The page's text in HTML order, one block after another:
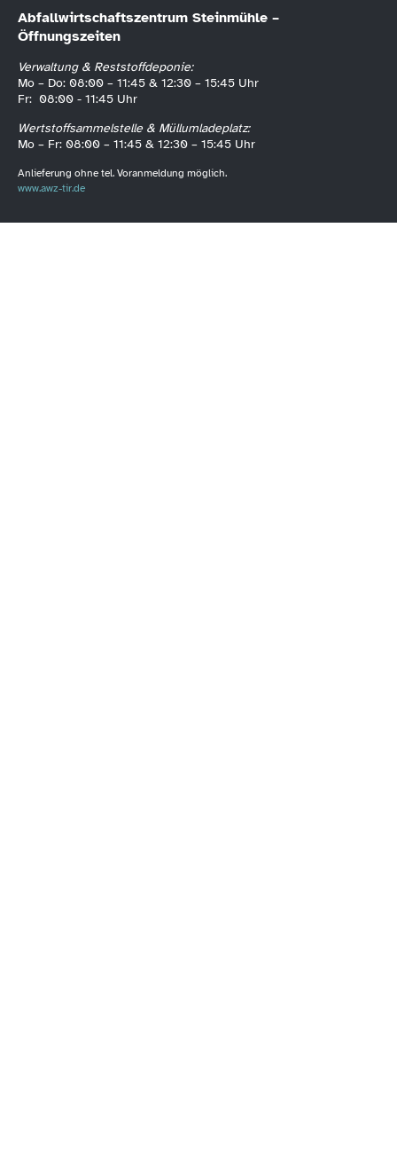
Abfallwirtschaftszentrum Steinmühle –
Öffnungszeiten
Verwaltung & Reststoffdeponie:
Mo – Do: 08:00 – 11:45 & 12:30 – 15:45 Uhr
Fr: 08:00 - 11:45 Uhr
Wertstoffsammelstelle & Müllumladeplatz:
Mo – Fr: 08:00 – 11:45 & 12:30 – 15:45 Uhr
Anlieferung ohne tel. Voranmeldung möglich.
www.awz-tir.de